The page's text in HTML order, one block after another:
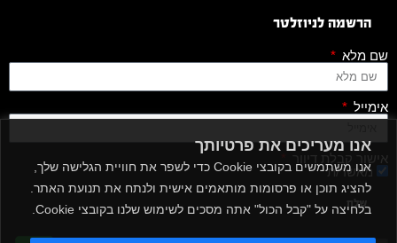
אנו מעריכים את פרטיותך
אנו משתמשים בקובצי Cookie כדי לשפר את חוויית הגלישה שלך,
להציג תוכן או פרסומות מותאמים אישית ולנתח את תנועת האתר.
בלחיצה על "קבל הכול" אתה מסכים לשימוש שלנו בקובצי Cookie.
הרשמה לניוזלטר
שם מלא
אימייל
אישור קבלת דיוור
מאשר/ת
שלח